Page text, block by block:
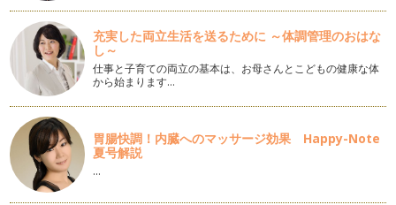
まぜるだけ！簡単チョコレートムース
こんにちは！お菓子研究家 橋本清美です。 今回は、とって
も簡単なのに本格的なお味の…
抹茶のシフォンケーキ
こんにちは！お菓子研究家の橋本清美です。 今回は春の新緑
を思わせるケーキ、抹茶のシ…
ボウル１個で混ぜるだけ！かんたんクリームチーズプディング
こんにちは！ お菓子研究家の橋本清美です。 今回は、…
充実した両立生活を送るために ～体調管理のおはな
し～
仕事と子育ての両立の基本は、お母さんとこどもの健康な体
から始まります…
胃腸快調！内臓へのマッサージ効果 Happy-Note
夏号解説
…